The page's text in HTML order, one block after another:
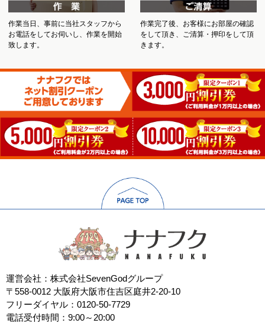
作業当日、事前に当社スタッフから
お電話をしてお伺いし、作業を開始
致します。
作業完了後、お客様にお部屋の確認
をして頂き、ご清算・押印をして頂
きます。
運営会社：株式会社SevenGodグループ
〒558-0012 大阪府大阪市住吉区庭井2-20-10
フリーダイヤル：0120-50-7729
電話受付時間：9:00～20:00